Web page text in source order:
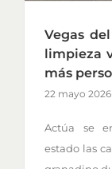
Vegas
limpieza
más
22 mayo 2026
Actúa se
estado las